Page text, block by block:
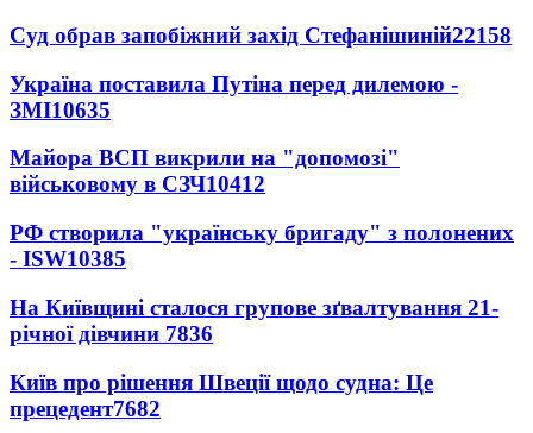
Суд обрав запобіжний захід Стефанішиній22158
Україна поставила Путіна перед дилемою -
ЗМІ10635
Майора ВСП викрили на "допомозі"
військовому в СЗЧ10412
РФ створила "українську бригаду" з полонених
- ISW10385
На Київщині сталося групове зґвалтування 21-
річної дівчини 7836
Київ про рішення Швеції щодо судна: Це
прецедент7682